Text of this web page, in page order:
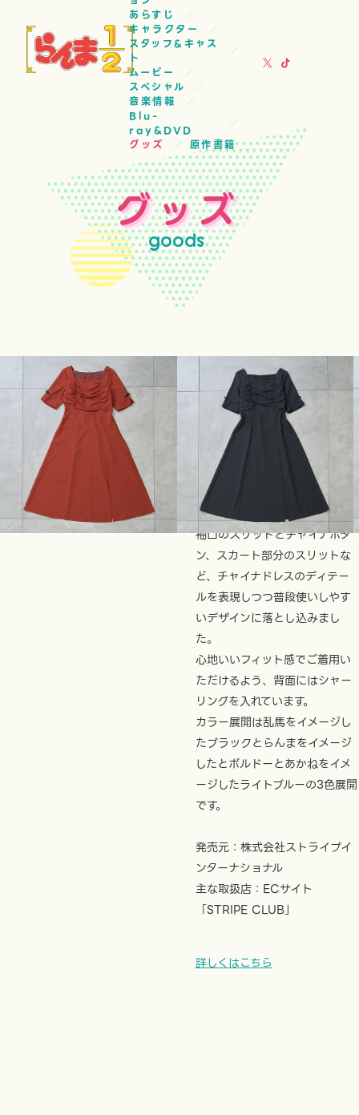
あらすじ
キャラクター
スタッフ&キャス
ト
ムービー
スペシャル
音楽情報
Blu-
ray&DVD
グッズ
原作書籍
グッズ
goods
2025年11月受注受付｜2026年
4月下旬 より順次登場
チャイナワンピース
¥7,999
スクエアネックのチャイナワン
ピース。
袖口のスリットとチャイナボタ
ン、スカート部分のスリットな
ど、チャイナドレスのディテー
ルを表現しつつ普段使いしやす
いデザインに落とし込みまし
た。
心地いいフィット感でご着用い
ただけるよう、背面にはシャー
リングを入れています。
カラー展開は乱馬をイメージし
たブラックとらんまをイメージ
したとボルドーとあかねをイメ
ージしたライトブルーの3色展開
です。
発売元：株式会社ストライプイ
ンターナショナル
主な取扱店：ECサイト
「STRIPE CLUB」
詳しくはこちら